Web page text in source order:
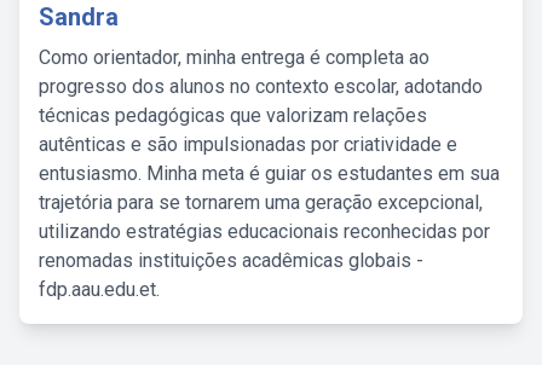
Sandra
Como orientador, minha entrega é completa ao
progresso dos alunos no contexto escolar, adotando
técnicas pedagógicas que valorizam relações
autênticas e são impulsionadas por criatividade e
entusiasmo. Minha meta é guiar os estudantes em sua
trajetória para se tornarem uma geração excepcional,
utilizando estratégias educacionais reconhecidas por
renomadas instituições acadêmicas globais -
fdp.aau.edu.et.